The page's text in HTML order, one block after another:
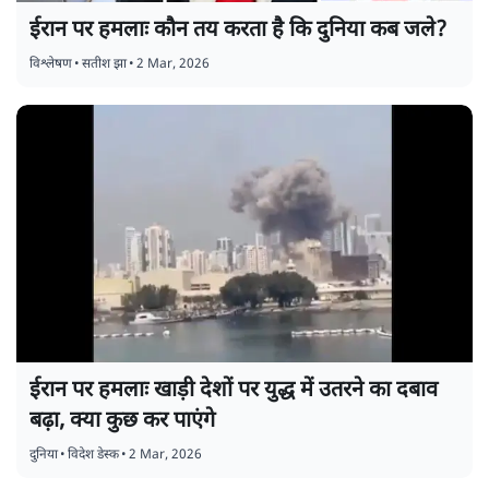
ईरान पर हमलाः कौन तय करता है कि दुनिया कब जले?
विश्लेषण•सतीश झा•2 Mar, 2026
ईरान पर हमलाः खाड़ी देशों पर युद्ध में उतरने का दबाव
बढ़ा, क्या कुछ कर पाएंगे
दुनिया•विदेश डेस्क•2 Mar, 2026